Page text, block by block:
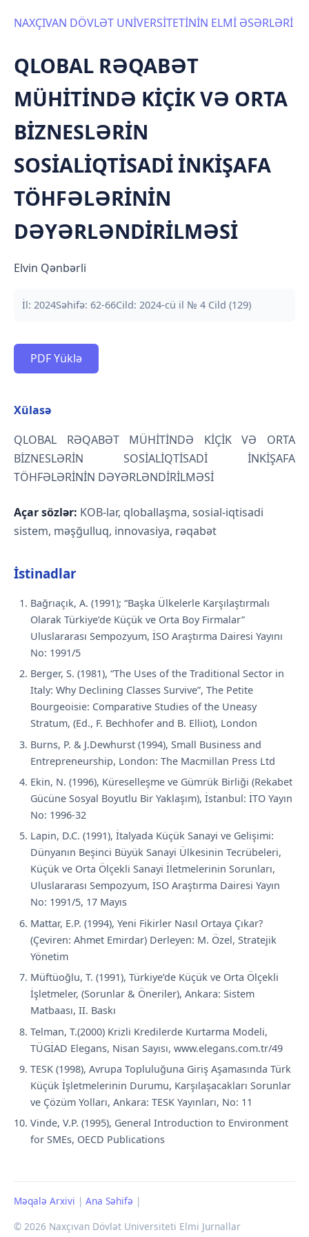
NAXÇIVAN DÖVLƏT UNİVERSİTETİNİN ELMİ ƏSƏRLƏRİ
QLOBAL RƏQABƏT
MÜHİTİNDƏ KİÇİK VƏ ORTA
BİZNESLƏRİN
SOSİALİQTİSADİ İNKİŞAFA
TÖHFƏLƏRİNİN
DƏYƏRLƏNDİRİLMƏSİ
Elvin Qənbərli
İl: 2024Səhifə: 62-66Cild: 2024-cü il № 4 Cild (129)
PDF Yüklə
Xülasə
QLOBAL RƏQABƏT MÜHİTİNDƏ KİÇİK VƏ ORTA
BİZNESLƏRİN SOSİALİQTİSADİ İNKİŞAFA
TÖHFƏLƏRİNİN DƏYƏRLƏNDİRİLMƏSİ
Açar sözlər: KOB-lar, qloballaşma, sosial-iqtisadi
sistem, məşğulluq, innovasiya, rəqabət
İstinadlar
Bağrıaçık, A. (1991); “Başka Ülkelerle Karşılaştırmalı
Olarak Türkiye’de Küçük ve Orta Boy Firmalar”
Uluslararası Sempozyum, İSO Araştırma Dairesi Yayını
No: 1991/5
Berger, S. (1981), “The Uses of the Traditional Sector in
Italy: Why Declining Classes Survive”, The Petite
Bourgeoisie: Comparative Studies of the Uneasy
Stratum, (Ed., F. Bechhofer and B. Elliot), London
Burns, P. & J.Dewhurst (1994), Small Business and
Entrepreneurship, London: The Macmillan Press Ltd
Ekin, N. (1996), Küreselleşme ve Gümrük Birliği (Rekabet
Gücüne Sosyal Boyutlu Bir Yaklaşım), İstanbul: İTO Yayın
No: 1996-32
Lapin, D.C. (1991), İtalyada Küçük Sanayi ve Gelişimi:
Dünyanın Beşinci Büyük Sanayi Ülkesinin Tecrübeleri,
Küçük ve Orta Ölçekli Sanayi İletmelerinin Sorunları,
Uluslararası Sempozyum, İSO Araştırma Dairesi Yayın
No: 1991/5, 17 Mayıs
Mattar, E.P. (1994), Yeni Fikirler Nasıl Ortaya Çıkar?
(Çeviren: Ahmet Emirdar) Derleyen: M. Özel, Stratejik
Yönetim
Müftüoğlu, T. (1991), Türkiye’de Küçük ve Orta Ölçekli
İşletmeler, (Sorunlar & Öneriler), Ankara: Sistem
Matbaası, II. Baskı
Telman, T.(2000) Krizli Kredilerde Kurtarma Modeli,
TÜGİAD Elegans, Nisan Sayısı, www.elegans.com.tr/49
TESK (1998), Avrupa Topluluğuna Giriş Aşamasında Türk
Küçük İşletmelerinin Durumu, Karşılaşacakları Sorunlar
ve Çözüm Yolları, Ankara: TESK Yayınları, No: 11
Vinde, V.P. (1995), General Introduction to Environment
for SMEs, OECD Publications
Məqalə Arxivi | Ana Səhifə |
© 2026 Naxçıvan Dövlət Universiteti Elmi Jurnallar